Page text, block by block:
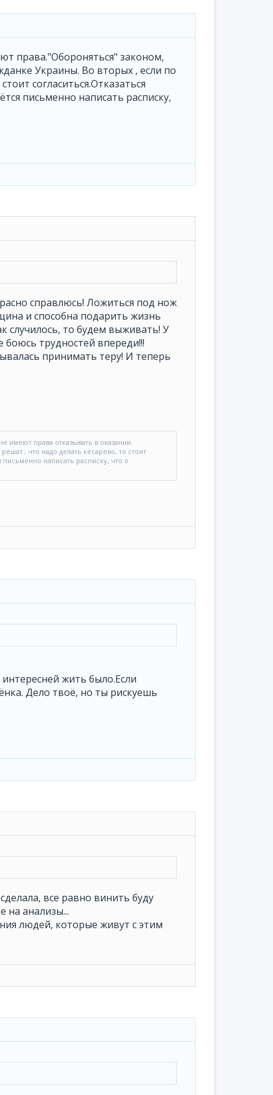
права."Обороняться" законом,
Украины. Во вторых , если по
согласиться.Отказаться
письменно написать расписку,
справлюсь! Ложиться под нож
и способна подарить жизнь
случилось, то будем выживать! У
трудностей впереди!!!
принимать теру! И теперь
имеют права отказывать в оказании
, что надо делать кесарево, то стоит
написать расписку, что о
жить было.Если
Дело твоё, но ты рискуешь
все равно винить буду
на анализы...
людей, которые живут с этим